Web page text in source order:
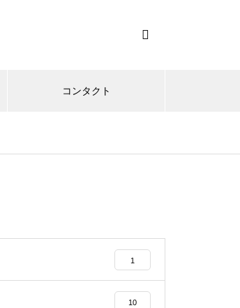
コンタクト
1
10